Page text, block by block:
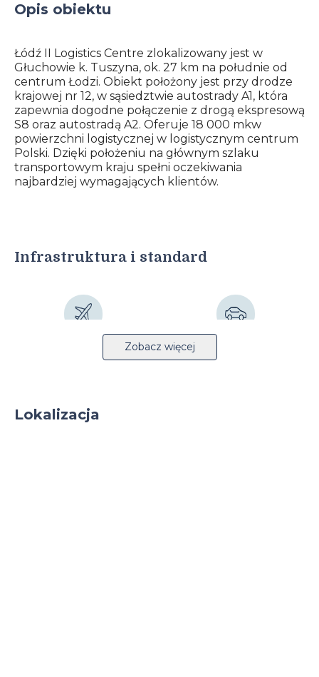
Opis obiektu
Łódź II Logistics Centre zlokalizowany jest w
Głuchowie k. Tuszyna, ok. 27 km na południe od
centrum Łodzi. Obiekt położony jest przy drodze
krajowej nr 12, w sąsiedztwie autostrady A1, która
zapewnia dogodne połączenie z drogą ekspresową
S8 oraz autostradą A2. Oferuje 18 000 mkw
powierzchni logistycznej w logistycznym centrum
Polski. Dzięki położeniu na głównym szlaku
transportowym kraju spełni oczekiwania
najbardziej wymagających klientów.
Infrastruktura i standard
Lotnisko 26km Autostrada 1km
Stacja kolejowa 27km
Zobacz więcej
Lokalizacja